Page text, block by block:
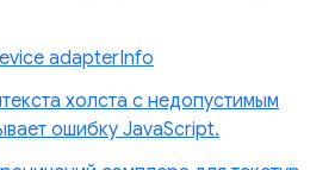
adapterInfo
холста с недопустимым
ошибку JavaScript.